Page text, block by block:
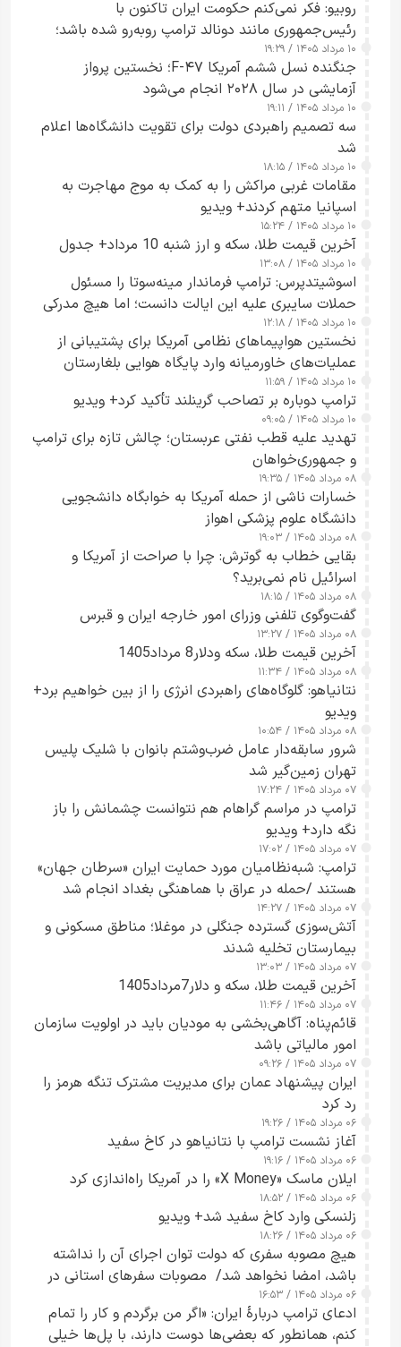
روبیو: فکر نمی‌کنم حکومت ایران تاکنون با
رئیس‌جمهوری مانند دونالد ترامپ روبه‌رو شده باشد؛
کسی که واقعاً دست به اقدام می‌زند
۱۰ مرداد ۱۴۰۵ / ۱۹:۲۹
جنگنده نسل ششم آمریکا F-۴۷؛ نخستین پرواز
آزمایشی در سال ۲۰۲۸ انجام می‌شود
۱۰ مرداد ۱۴۰۵ / ۱۹:۱۱
سه تصمیم راهبردی دولت برای تقویت دانشگاه‌ها اعلام
شد
۱۰ مرداد ۱۴۰۵ / ۱۸:۱۵
مقامات غربی مراکش را به کمک به موج مهاجرت به
اسپانیا متهم کردند+ ویدیو
۱۰ مرداد ۱۴۰۵ / ۱۵:۲۴
آخرین قیمت طلا، سکه و ارز شنبه 10 مرداد+ جدول
۱۰ مرداد ۱۴۰۵ / ۱۳:۰۸
اسوشیتدپرس: ترامپ فرماندار مینه‌سوتا را مسئول
حملات سایبری علیه این ایالت دانست؛ اما هیچ مدرکی
ارائه نکرد
۱۰ مرداد ۱۴۰۵ / ۱۲:۱۸
نخستین هواپیماهای نظامی آمریکا برای پشتیبانی از
عملیات‌های خاورمیانه وارد پایگاه هوایی بلغارستان
شدند
۱۰ مرداد ۱۴۰۵ / ۱۱:۵۹
ترامپ دوباره بر تصاحب گرینلند تأکید کرد+ ویدیو
۱۰ مرداد ۱۴۰۵ / ۰۹:۰۵
تهدید علیه قطب نفتی عربستان؛ چالش تازه برای ترامپ
و جمهوری‌خواهان
۰۸ مرداد ۱۴۰۵ / ۱۹:۳۵
خسارات ناشی از حمله آمریکا به خوابگاه دانشجویی
دانشگاه علوم پزشکی اهواز
۰۸ مرداد ۱۴۰۵ / ۱۹:۰۳
بقایی خطاب به گوترش: چرا با صراحت از آمریکا و
اسرائیل نام نمی‌برید؟
۰۸ مرداد ۱۴۰۵ / ۱۸:۱۵
گفت‌وگوی تلفنی وزرای امور خارجه ایران و قبرس
۰۸ مرداد ۱۴۰۵ / ۱۳:۲۷
آخرین قیمت طلا، سکه ودلار8 مرداد1405
۰۸ مرداد ۱۴۰۵ / ۱۱:۳۴
نتانیاهو: گلوگاه‌های راهبردی انرژی را از بین خواهیم برد+
ویدیو
۰۸ مرداد ۱۴۰۵ / ۱۰:۵۴
شرور سابقه‌دار عامل ضرب‌وشتم بانوان با شلیک پلیس
تهران زمین‌گیر شد
۰۷ مرداد ۱۴۰۵ / ۱۷:۲۴
ترامپ در مراسم گراهام هم نتوانست چشمانش را باز
نگه دارد+ ویدیو
۰۷ مرداد ۱۴۰۵ / ۱۷:۰۲
ترامپ: شبه‌نظامیان مورد حمایت ایران «سرطان جهان»
هستند /حمله در عراق با هماهنگی بغداد انجام شد
۰۷ مرداد ۱۴۰۵ / ۱۴:۲۷
آتش‌سوزی گسترده جنگلی در موغلا؛ مناطق مسکونی و
بیمارستان تخلیه شدند
۰۷ مرداد ۱۴۰۵ / ۱۳:۰۳
آخرین قیمت طلا، سکه و دلار7مرداد1405
۰۷ مرداد ۱۴۰۵ / ۱۱:۴۶
قائم‌پناه: آگاهی‌بخشی به مودیان باید در اولویت سازمان
امور مالیاتی باشد
۰۷ مرداد ۱۴۰۵ / ۰۹:۲۶
ایران پیشنهاد عمان برای مدیریت مشترک تنگه هرمز را
رد کرد
۰۶ مرداد ۱۴۰۵ / ۱۹:۲۶
آغاز نشست ترامپ با نتانیاهو در کاخ سفید
۰۶ مرداد ۱۴۰۵ / ۱۹:۱۶
ایلان ماسک «X Money» را در آمریکا راه‌اندازی کرد
۰۶ مرداد ۱۴۰۵ / ۱۸:۵۲
زلنسکی وارد کاخ سفید شد+ ویدیو
۰۶ مرداد ۱۴۰۵ / ۱۸:۲۶
هیچ مصوبه سفری که دولت توان اجرای آن را نداشته
باشد، امضا نخواهد شد/ مصوبات سفرهای استانی در
چارچوب قانون بودجه است+ عکس
۰۶ مرداد ۱۴۰۵ / ۱۶:۵۳
ادعای ترامپ دربارهٔ ایران: «اگر من برگردم و کار را تمام
کنم، همانطور که بعضی‌ها دوست دارند، با پل‌ها خیلی